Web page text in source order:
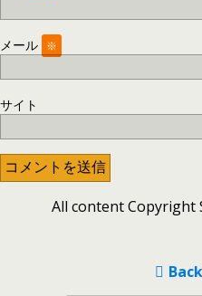
メール ※
サイト
All content Copyright